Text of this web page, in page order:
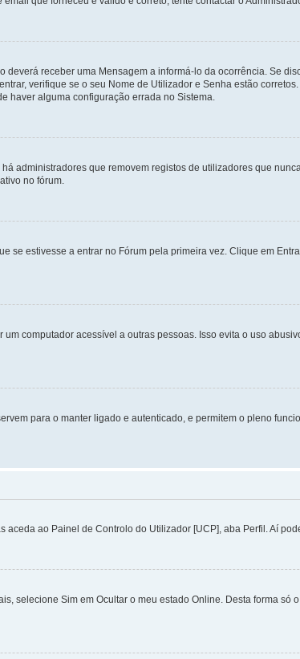
receber uma Mensagem a informá-lo da ocorrência. Se
verifique se o seu Nome de Utilizador e Senha estão
haver alguma configuração errada no Sistema.
administradores que removem registos de utilizadores que
no fórum.
se estivesse a entrar no Fórum pela primeira vez. Clique em
computador acessível a outras pessoas. Isso evita o uso
para o manter ligado e autenticado, e permitem o pleno
ao Painel de Controlo do Utilizador [UCP], aba Perfil. Aí
selecione Sim em Ocultar o meu estado Online. Desta forma só